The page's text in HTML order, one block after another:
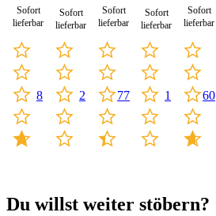
Sofort
lieferbar
8
Sofort
lieferbar
2
Sofort
lieferbar
77
Sofort
lieferbar
1
Sofort
lieferbar
60
Du willst weiter stöbern?